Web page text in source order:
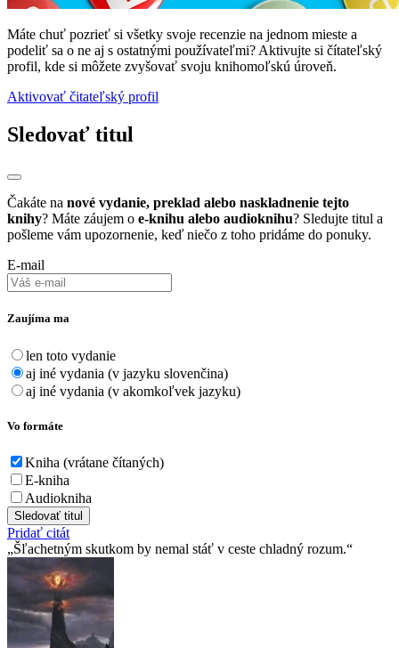
Máte chuť pozrieť si všetky svoje recenzie na jednom mieste a
podeliť sa o ne aj s ostatnými používateľmi? Aktivujte si čítateľský
profil, kde si môžete zvyšovať svoju knihomoľskú úroveň.
Aktivovať čitateľský profil
Sledovať titul
Čakáte na nové vydanie, preklad alebo naskladnenie tejto
knihy? Máte záujem o e-knihu alebo audioknihu? Sledujte titul a
pošleme vám upozornenie, keď niečo z toho pridáme do ponuky.
E-mail
Zaujíma ma
len toto vydanie
aj iné vydania (v jazyku slovenčina)
aj iné vydania (v akomkoľvek jazyku)
Vo formáte
Kniha (vrátane čítaných)
E-kniha
Audiokniha
Sledovať titul
Pridať citát
Šľachetným skutkom by nemal stáť v ceste chladný rozum.